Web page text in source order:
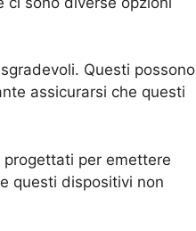
Questi possono
assicurarsi che questi
progettati per emettere
questi dispositivi non